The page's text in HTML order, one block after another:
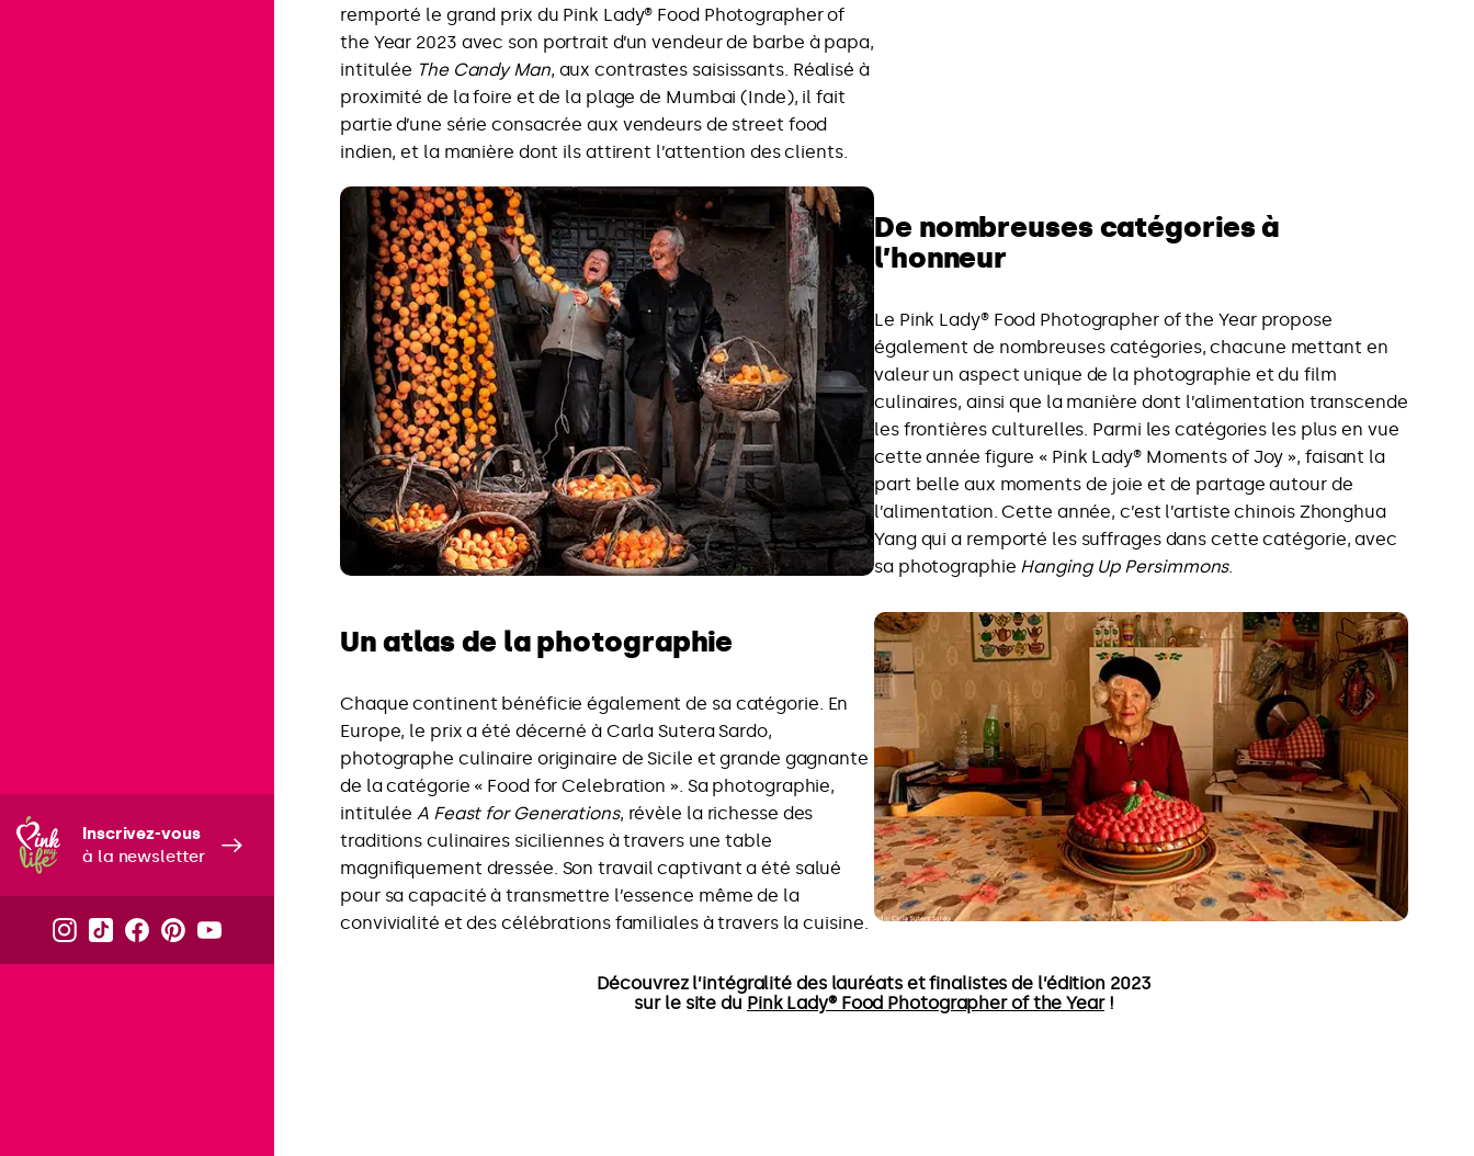
Inscrivez-vous
à la newsletter
remporté le grand prix du Pink Lady® Food Photographer of
the Year 2023 avec son portrait d’un vendeur de barbe à papa,
intitulée The Candy Man, aux contrastes saisissants. Réalisé à
proximité de la foire et de la plage de Mumbai (Inde), il fait
partie d’une série consacrée aux vendeurs de street food
indien, et la manière dont ils attirent l’attention des clients.
De nombreuses catégories à
l’honneur
Le Pink Lady® Food Photographer of the Year propose
également de nombreuses catégories, chacune mettant en
valeur un aspect unique de la photographie et du film
culinaires, ainsi que la manière dont l’alimentation transcende
les frontières culturelles. Parmi les catégories les plus en vue
cette année figure « Pink Lady® Moments of Joy », faisant la
part belle aux moments de joie et de partage autour de
l’alimentation. Cette année, c’est l’artiste chinois Zhonghua
Yang qui a remporté les suffrages dans cette catégorie, avec
sa photographie Hanging Up Persimmons.
Un atlas de la photographie
Chaque continent bénéficie également de sa catégorie. En
Europe, le prix a été décerné à Carla Sutera Sardo,
photographe culinaire originaire de Sicile et grande gagnante
de la catégorie « Food for Celebration ». Sa photographie,
intitulée A Feast for Generations, révèle la richesse des
traditions culinaires siciliennes à travers une table
magnifiquement dressée. Son travail captivant a été salué
pour sa capacité à transmettre l’essence même de la
convivialité et des célébrations familiales à travers la cuisine.
Découvrez l’intégralité des lauréats et finalistes de l’édition 2023
sur le site du Pink Lady® Food Photographer of the Year!